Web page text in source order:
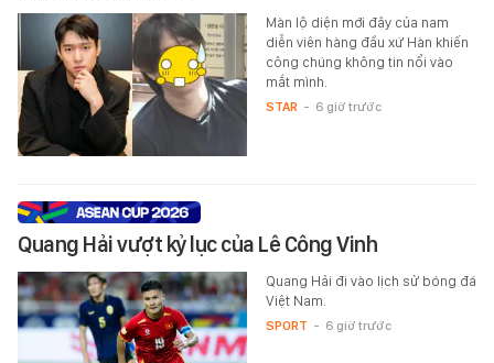
Màn lộ diện mới đây của nam
diễn viên hàng đầu xứ Hàn khiến
công chúng không tin nổi vào
mắt mình.
STAR - 6 giờ trước
Quang Hải vượt kỷ lục của Lê Công Vinh
Quang Hải đi vào lịch sử bóng đá
Việt Nam.
SPORT - 6 giờ trước